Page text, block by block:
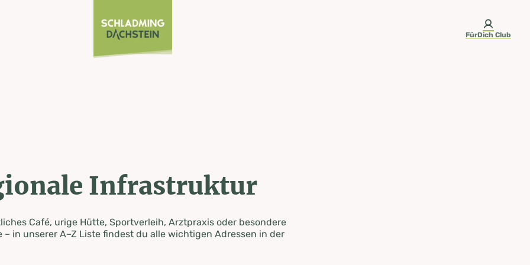
FürDich Club
Infrastruktur
Café, urige Hütte, Sportverleih, Arztpraxis oder besondere
– in unserer A–Z Liste findest du alle wichtigen Adressen in der